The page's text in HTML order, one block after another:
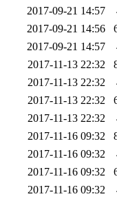
2017-09-21 14:57
2017-09-21 14:56
2017-09-21 14:57
2017-11-13 22:32
2017-11-13 22:32
2017-11-13 22:32
2017-11-13 22:32
2017-11-16 09:32
2017-11-16 09:32
2017-11-16 09:32
2017-11-16 09:32